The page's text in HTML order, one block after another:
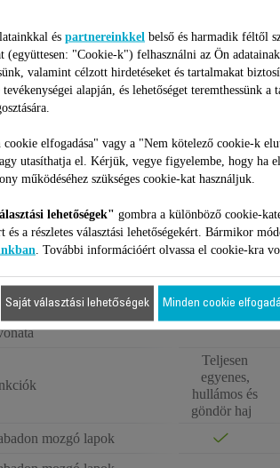
ROWENTA
SF4650F0
beállítások
Kerámia
Teljesen
egyenes,
hullámos és
göndör haj
mozgó lapok
és partnereinkkel belső és harmadik féltől
(együttesen: "Cookie-k") felhasználni az Ön adatainak
valamint célzott hirdetéseket és tartalmakat
alapján, és lehetőséget teremthessünk a
elfogadása" vagy a "Nem kötelező cookie-k
utasíthatja el. Kérjük, vegye figyelembe, hogy ha
működéséhez szükséges cookie-kat használjuk.
lehetőségek" gombra a különböző cookie-
a részletes választási lehetőségekért. Bármikor
. További információért olvassa el cookie-kra
Saját választási lehetőségek Minden cookie